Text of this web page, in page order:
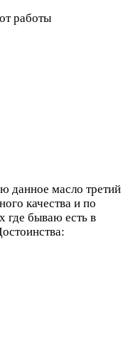
работы
данное масло третий
качества и по
где бываю есть в